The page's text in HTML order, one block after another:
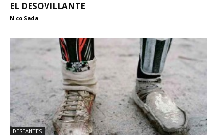
EL DESOVILLANTE
Nico Sada
DESEANTES